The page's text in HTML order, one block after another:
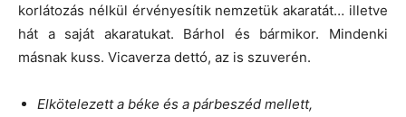
korlátozás nélkül érvényesítik nemzetük akaratát… illetve
hát a saját akaratukat. Bárhol és bármikor. Mindenki
másnak kuss. Vicaverza dettó, az is szuverén.
Elkötelezett a béke és a párbeszéd mellett,